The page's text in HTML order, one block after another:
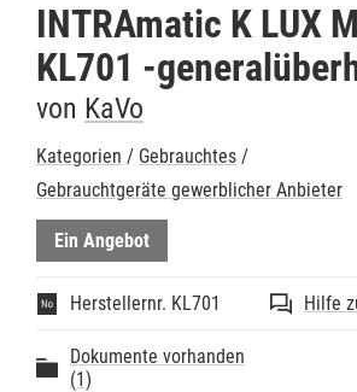
INTRAmatic K LUX
KL701 -
von KaVo
Kategorien / Gebrauchtes /
Gebrauchtgeräte gewerblicher Anbieter
Ein Angebot
Herstellernr. KL701 Hilfe
Dokumente vorhanden
(1)